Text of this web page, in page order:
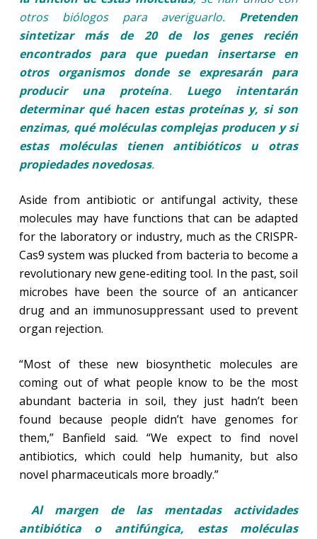
otros biólogos para averiguarlo. Pretenden
sintetizar más de 20 de los genes recién
encontrados para que puedan insertarse en
otros organismos donde se expresarán para
producir una proteína. Luego intentarán
determinar qué hacen estas proteínas y, si son
enzimas, qué moléculas complejas producen y si
estas moléculas tienen antibióticos u otras
propiedades novedosas.
Aside from antibiotic or antifungal activity, these
molecules may have functions that can be adapted
for the laboratory or industry, much as the CRISPR-
Cas9 system was plucked from bacteria to become a
revolutionary new gene-editing tool. In the past, soil
microbes have been the source of an anticancer
drug and an immunosuppressant used to prevent
organ rejection.
“Most of these new biosynthetic molecules are
coming out of what people know to be the most
abundant bacteria in soil, they just hadn’t been
found because people didn’t have genomes for
them,” Banfield said. “We expect to find novel
antibiotics, which could help humanity, but also
novel pharmaceuticals more broadly.”
Al margen de las mentadas actividades
antibiótica o antifúngica, estas moléculas